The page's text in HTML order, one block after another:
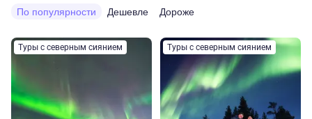
По популярности Дешевле Дороже
Туры с северным сиянием Туры с северным сиянием